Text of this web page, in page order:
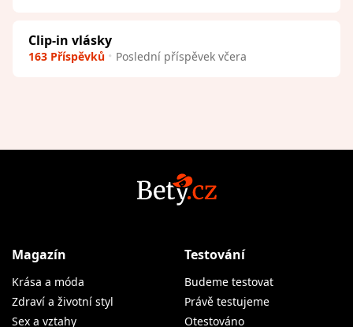
Clip-in vlásky
163 Příspěvků Poslední příspěvek včera
Magazín
Krása a móda
Zdraví a životní styl
Sex a vztahy
Testování
Budeme testovat
Právě testujeme
Otestováno